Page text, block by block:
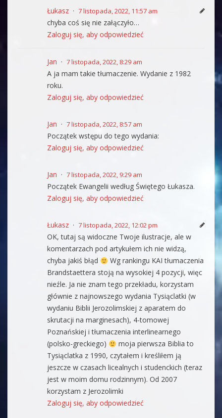
Łukasz 7 listopada, 2022, 11:57 am
chyba coś się nie załączyło…
Zaloguj się, aby odpowiedzieć
Jan 7 listopada, 2022, 8:29 am
A ja mam takie tłumaczenie. Wydanie z 1982
roku.
Zaloguj się, aby odpowiedzieć
Jan 7 listopada, 2022, 8:57 am
Początek wstępu do tego wydania:
Zaloguj się, aby odpowiedzieć
Jan 7 listopada, 2022, 9:29 am
Początek Ewangelii według Świętego Łukasza.
Zaloguj się, aby odpowiedzieć
Łukasz 7 listopada, 2022, 12:02 pm
OK, tutaj są widoczne Twoje ilustracje, ale w
komentarzach pod artykułem ich nie widzą,
chyba jakiś błąd
Wg rankingu KAI tłumaczenia
Brandstaettera stoją na wysokiej 4 pozycji, więc
nieźle. Ja nie znam tego przekładu, korzystam
głównie z najnowszego wydania Tysiąclatki (w
wydaniu Biblii Jerozolimskiej z aparatem do
skrutacji na marginesach), 4-tomowej
Poznańskiej i tłumaczenia interlinearnego
(polsko-greckiego)
moja pierwsza Biblia to
Tysiąclatka z 1990, czytałem i kreśliłem ją
jeszcze w czasach licealnych i studenckich (teraz
jest w moim domu rodzinnym). Od 2007
korzystam z Jerozolimki
Zaloguj się, aby odpowiedzieć